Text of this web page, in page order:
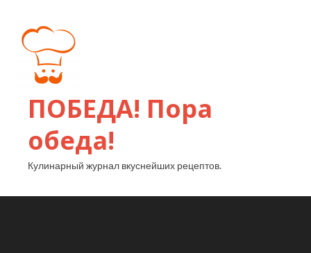
ПОБЕДА! Пора
обеда!
Кулинарный журнал вкуснейших рецептов.